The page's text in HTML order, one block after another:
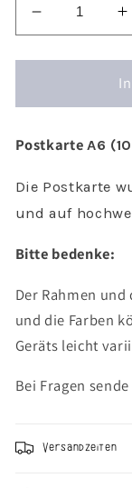
Verringere
die
Menge
im
-
Tanne
-
PostkarteA6
Die Postkarte
und auf
Bitte bedenke:
Der Rahmen
und die Farben
Geräts leicht
Bei Fragen
Versandzeiten